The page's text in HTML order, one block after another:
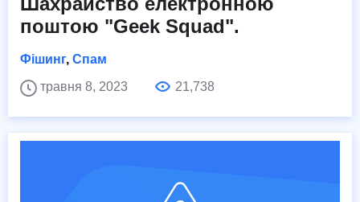
поштою "Geek Squad".
Фішинг, Спам
травня 8, 2023
21,738